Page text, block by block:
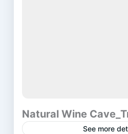
Natural Wine
See more